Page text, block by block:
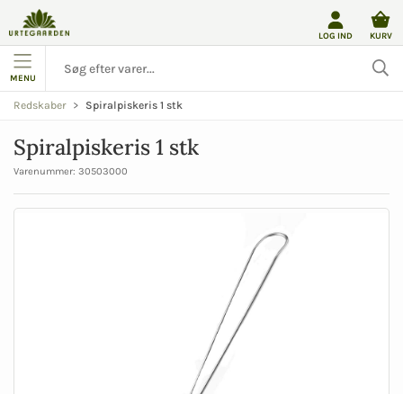
LOG IND KURV
MENU
Redskaber Spiralpiskeris 1 stk
Spiralpiskeris 1 stk
Varenummer: 30503000